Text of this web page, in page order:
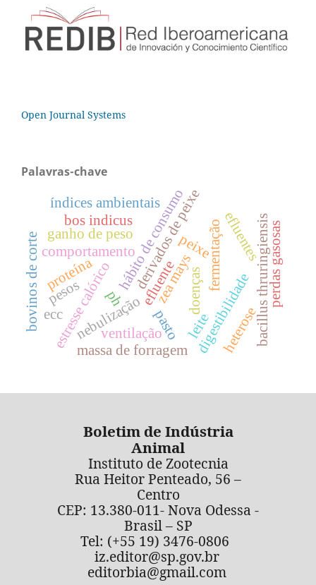
Open Journal Systems
Palavras-chave
peixe
derivados de peixe
hábito de consumo
comportamento
estresse calórico
índices ambientais
nebulização
ventilação digestibilidade
efluente fermentação
ph
proteína bacillus thruringiensis
massa de forragem
zea mays
efluentesperdas gasosas
bovinos de corte pesos
ganho de peso
pasto
doenças
leite
bos indicus
ecc heterose
Boletim de Indústria
Animal
Instituto de Zootecnia
Rua Heitor Penteado, 56 –
Centro
CEP: 13.380-011- Nova Odessa -
Brasil – SP
Tel: (+55 19) 3476-0806
iz.editor@sp.gov.br
editorbia@gmail.com